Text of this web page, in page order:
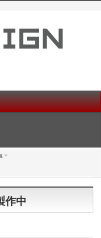
»
作中